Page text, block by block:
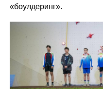
«боулдеринг».